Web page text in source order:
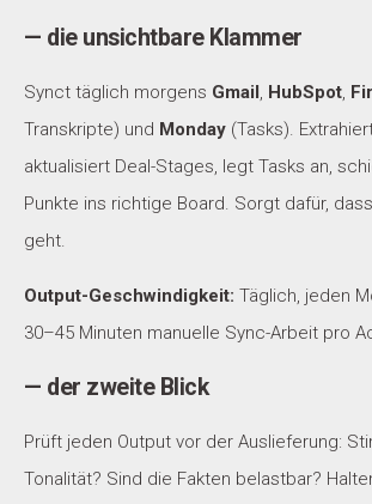
— die unsichtbare Klammer
Synct täglich morgens Gmail, HubSpot,
Transkripte) und Monday (Tasks).
aktualisiert Deal-Stages, legt Tasks an,
Punkte ins richtige Board. Sorgt dafür,
geht.
Output-Geschwindigkeit: Täglich, jeden
30–45 Minuten manuelle Sync-Arbeit pro
— der zweite Blick
Prüft jeden Output vor der Auslieferung:
Tonalität? Sind die Fakten belastbar?